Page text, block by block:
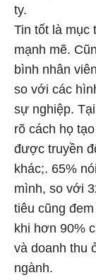
ty.
Tin tốt là mục
mạnh mẽ.
bình nhân
so với các
sự nghiệp.
rõ cách họ
được truyền
khác;. 65%
mình, so với
tiêu cũng
khi hơn 90%
và doanh thu
ngành.